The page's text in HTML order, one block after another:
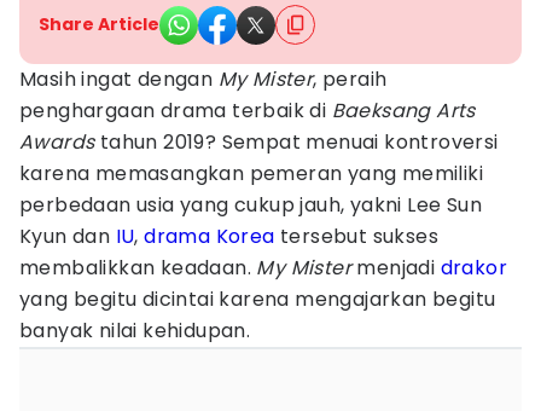
Share Article
Masih ingat dengan My Mister, peraih
penghargaan drama terbaik di Baeksang Arts
Awardstahun 2019? Sempat menuai kontroversi
karena memasangkan pemeran yang memiliki
perbedaan usia yang cukup jauh, yakni Lee Sun
Kyun dan IU,drama Korea tersebut sukses
membalikkan keadaan. My Mistermenjadi drakor
yang begitu dicintai karena mengajarkan begitu
banyak nilai kehidupan.